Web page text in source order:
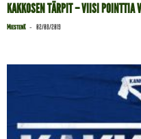
KAKKOSEN TÄRPIT – VIISI POINTTIA
MiestenK - 02/08/2019